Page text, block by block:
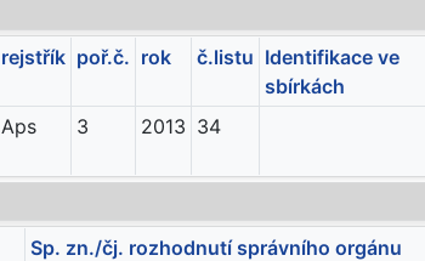
rejstřík poř.č. rok č.listu Identifikace ve
sbírkách
Aps 3 2013 34
Sp. zn./čj. rozhodnutí správního orgánu